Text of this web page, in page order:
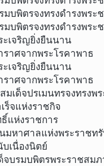
มบพิตรจงทรงดำรงพระ
มบพิตรจงทรงดำรงพระ
ะเจริญยิ่งยืนนาน
ราศจากพระโรคาพาธ
ะเจริญยิ่งยืนนาน
ราศจากพระโรคาพาธ
มเด็จปรเมนทรจงทรงพ
ร็จแห่งราชกิจ
แห่งราชการ
มหาศาลแห่งพระราชท
เนื่องนิตย์
จบรมบพิตรพระราชสม